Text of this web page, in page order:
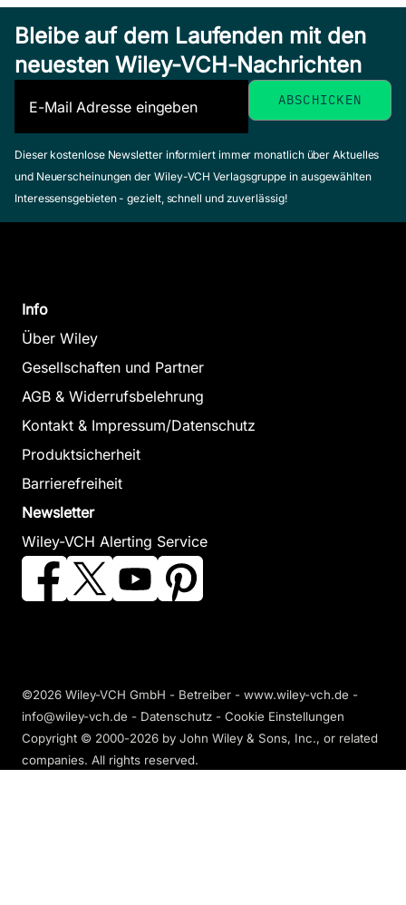
Bleibe auf dem Laufenden mit den
neuesten Wiley-VCH-Nachrichten
Dieser kostenlose Newsletter informiert immer monatlich über Aktuelles
und Neuerscheinungen der Wiley-VCH Verlagsgruppe in ausgewählten
Interessensgebieten - gezielt, schnell und zuverlässig!
Info
Über Wiley
Gesellschaften und Partner
AGB & Widerrufsbelehrung
Kontakt & Impressum/Datenschutz
Produktsicherheit
Barrierefreiheit
Newsletter
Wiley-VCH Alerting Service
©2026 Wiley-VCH GmbH - Betreiber - www.wiley-vch.de -
info@wiley-vch.de - Datenschutz - Cookie Einstellungen
Copyright © 2000-2026 by John Wiley & Sons, Inc., or related
companies. All rights reserved.